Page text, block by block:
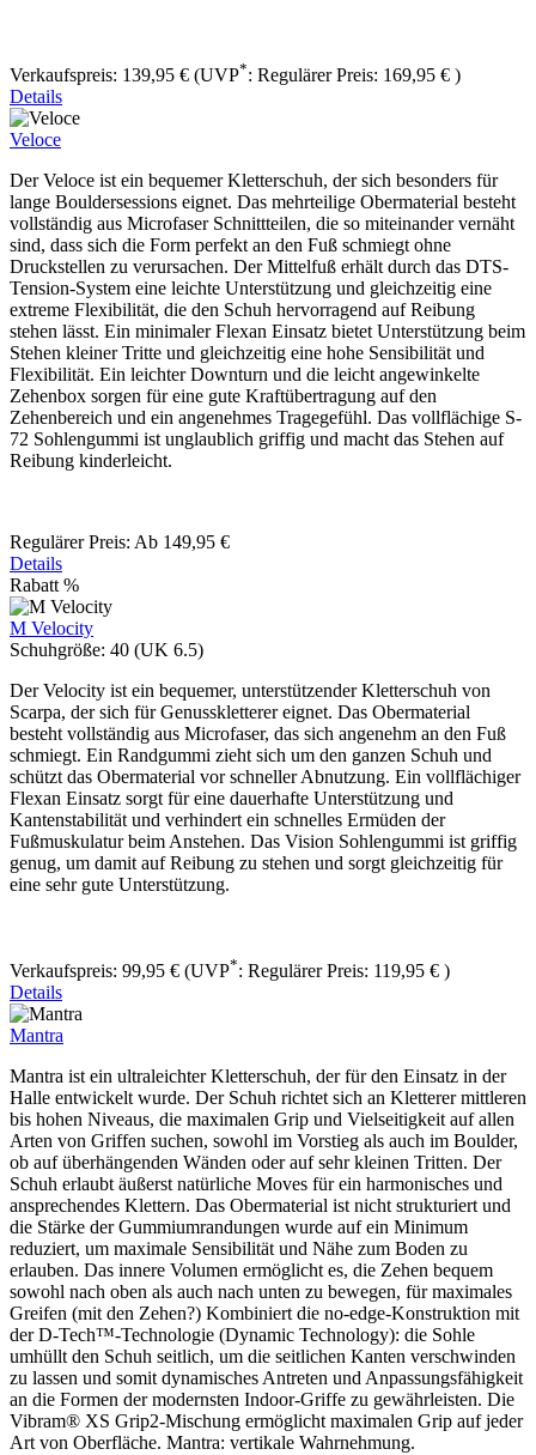
Verkaufspreis: 139,95 € (UVP*: Regulärer Preis: 169,95 € )
Details
Veloce
Der Veloce ist ein bequemer Kletterschuh, der sich besonders für
lange Bouldersessions eignet. Das mehrteilige Obermaterial besteht
vollständig aus Microfaser Schnittteilen, die so miteinander vernäht
sind, dass sich die Form perfekt an den Fuß schmiegt ohne
Druckstellen zu verursachen. Der Mittelfuß erhält durch das DTS-
Tension-System eine leichte Unterstützung und gleichzeitig eine
extreme Flexibilität, die den Schuh hervorragend auf Reibung
stehen lässt. Ein minimaler Flexan Einsatz bietet Unterstützung beim
Stehen kleiner Tritte und gleichzeitig eine hohe Sensibilität und
Flexibilität. Ein leichter Downturn und die leicht angewinkelte
Zehenbox sorgen für eine gute Kraftübertragung auf den
Zehenbereich und ein angenehmes Tragegefühl. Das vollflächige S-
72 Sohlengummi ist unglaublich griffig und macht das Stehen auf
Reibung kinderleicht.
Regulärer Preis: Ab 149,95 €
Details
Rabatt %
M Velocity
Schuhgröße: 40 (UK 6.5)
Der Velocity ist ein bequemer, unterstützender Kletterschuh von
Scarpa, der sich für Genusskletterer eignet. Das Obermaterial
besteht vollständig aus Microfaser, das sich angenehm an den Fuß
schmiegt. Ein Randgummi zieht sich um den ganzen Schuh und
schützt das Obermaterial vor schneller Abnutzung. Ein vollflächiger
Flexan Einsatz sorgt für eine dauerhafte Unterstützung und
Kantenstabilität und verhindert ein schnelles Ermüden der
Fußmuskulatur beim Anstehen. Das Vision Sohlengummi ist griffig
genug, um damit auf Reibung zu stehen und sorgt gleichzeitig für
eine sehr gute Unterstützung.
Verkaufspreis: 99,95 € (UVP*: Regulärer Preis: 119,95 € )
Details
Mantra
Mantra ist ein ultraleichter Kletterschuh, der für den Einsatz in der
Halle entwickelt wurde. Der Schuh richtet sich an Kletterer mittleren
bis hohen Niveaus, die maximalen Grip und Vielseitigkeit auf allen
Arten von Griffen suchen, sowohl im Vorstieg als auch im Boulder,
ob auf überhängenden Wänden oder auf sehr kleinen Tritten. Der
Schuh erlaubt äußerst natürliche Moves für ein harmonisches und
ansprechendes Klettern. Das Obermaterial ist nicht strukturiert und
die Stärke der Gummiumrandungen wurde auf ein Minimum
reduziert, um maximale Sensibilität und Nähe zum Boden zu
erlauben. Das innere Volumen ermöglicht es, die Zehen bequem
sowohl nach oben als auch nach unten zu bewegen, für maximales
Greifen (mit den Zehen?) Kombiniert die no-edge-Konstruktion mit
der D-Tech™-Technologie (Dynamic Technology): die Sohle
umhüllt den Schuh seitlich, um die seitlichen Kanten verschwinden
zu lassen und somit dynamisches Antreten und Anpassungsfähigkeit
an die Formen der modernsten Indoor-Griffe zu gewährleisten. Die
Vibram® XS Grip2-Mischung ermöglicht maximalen Grip auf jeder
Art von Oberfläche. Mantra: vertikale Wahrnehmung.